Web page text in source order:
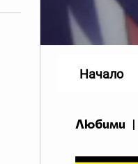
Любими |
Начало